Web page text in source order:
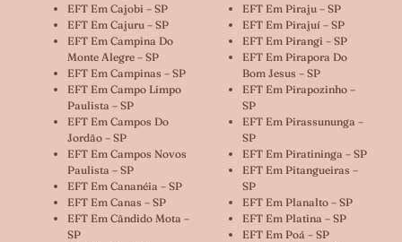
EFT Em Cajobi – SP
EFT Em Cajuru – SP
EFT Em Campina Do
Monte Alegre – SP
EFT Em Campinas – SP
EFT Em Campo Limpo
Paulista – SP
EFT Em Campos Do
Jordão – SP
EFT Em Campos Novos
Paulista – SP
EFT Em Cananéia – SP
EFT Em Canas – SP
EFT Em Cândido Mota –
SP
EFT Em Piraju – SP
EFT Em Pirajuí – SP
EFT Em Pirangi – SP
EFT Em Pirapora Do
Bom Jesus – SP
EFT Em Pirapozinho –
SP
EFT Em Pirassununga –
SP
EFT Em Piratininga – SP
EFT Em Pitangueiras –
SP
EFT Em Planalto – SP
EFT Em Platina – SP
EFT Em Poá – SP